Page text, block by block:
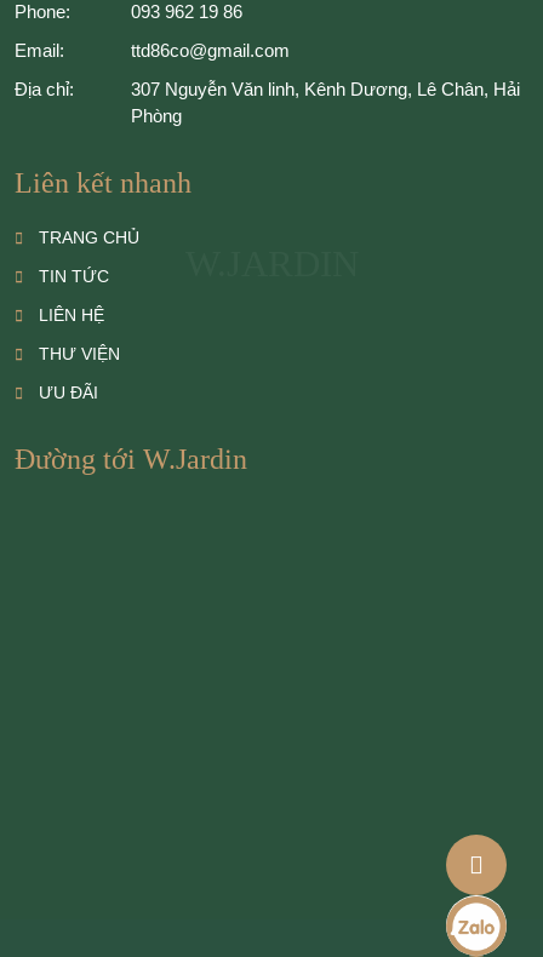
Phone:
093 962 19 86
Email:
ttd86co@gmail.com
Địa chỉ:
307 Nguyễn Văn linh, Kênh Dương, Lê Chân, Hải
Phòng
Liên kết nhanh
TRANG CHỦ
TIN TỨC
LIÊN HỆ
THƯ VIỆN
ƯU ĐÃI
Đường tới W.Jardin